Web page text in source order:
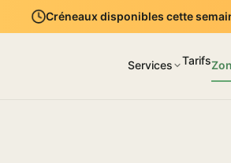
Créneaux disponibles cette
Services Tarifs